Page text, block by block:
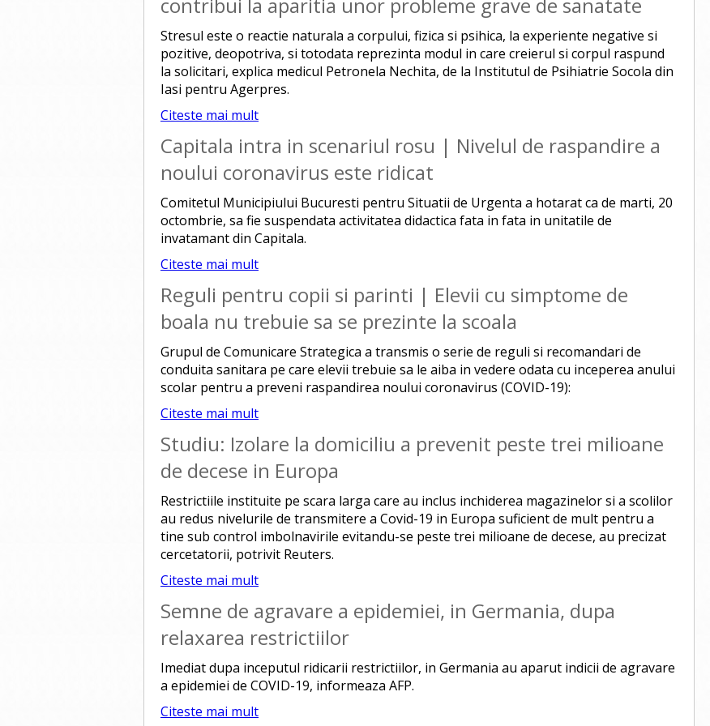
Stresul este o reactie naturala a corpului, fizica si psihica, la experiente negative si
pozitive, deopotriva, si totodata reprezinta modul in care creierul si corpul raspund
la solicitari, explica medicul Petronela Nechita, de la Institutul de Psihiatrie Socola din
Iasi pentru Agerpres.
Citeste mai mult
Capitala intra in scenariul rosu | Nivelul de raspandire a
noului coronavirus este ridicat
Comitetul Municipiului Bucuresti pentru Situatii de Urgenta a hotarat ca de marti, 20
octombrie, sa fie suspendata activitatea didactica fata in fata in unitatile de
invatamant din Capitala.
Citeste mai mult
Reguli pentru copii si parinti | Elevii cu simptome de
boala nu trebuie sa se prezinte la scoala
Grupul de Comunicare Strategica a transmis o serie de reguli si recomandari de
conduita sanitara pe care elevii trebuie sa le aiba in vedere odata cu inceperea anului
scolar pentru a preveni raspandirea noului coronavirus (COVID-19):
Citeste mai mult
Studiu: Izolare la domiciliu a prevenit peste trei milioane
de decese in Europa
Restrictiile instituite pe scara larga care au inclus inchiderea magazinelor si a scolilor
au redus nivelurile de transmitere a Covid-19 in Europa suficient de mult pentru a
tine sub control imbolnavirile evitandu-se peste trei milioane de decese, au precizat
cercetatorii, potrivit Reuters.
Citeste mai mult
Semne de agravare a epidemiei, in Germania, dupa
relaxarea restrictiilor
Imediat dupa inceputul ridicarii restrictiilor, in Germania au aparut indicii de agravare
a epidemiei de COVID-19, informeaza AFP.
Citeste mai mult